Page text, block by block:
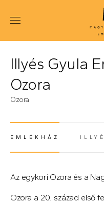
tartalomra
Illyés Gyula
Ozora
Ozora
EMLÉKHÁZ
Az egykori Ozora és a
Ozora a 20. század első